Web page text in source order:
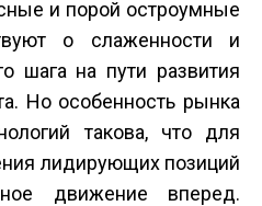
и порой остроумные
о слаженности и
шага на пути развития
Но особенность рынка
такова, что для
лидирующих позиций
движение вперед.